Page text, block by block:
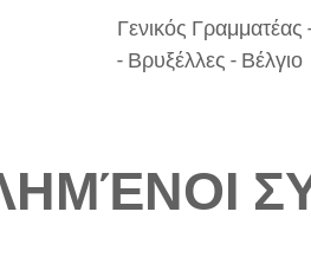
Γενικός Γραμματέας
- Βρυξέλλες - Βέλγιο